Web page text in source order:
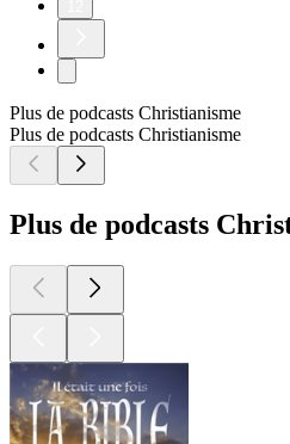
Plus de podcasts Christianisme
Plus de podcasts Christianisme
Plus de podcasts